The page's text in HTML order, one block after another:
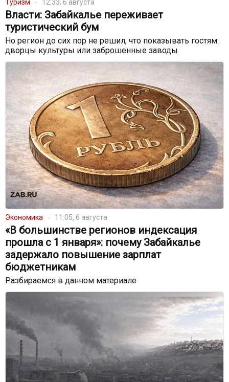
Туризм 12:33, 6 августа
Власти: Забайкалье переживает
туристический бум
Но регион до сих пор не решил, что показывать гостям:
дворцы культуры или заброшенные заводы
Экономика 11:05, 6 августа
«В большинстве регионов индексация
прошла с 1 января»: почему Забайкалье
задержало повышение зарплат
бюджетникам
Разбираемся в данном материале